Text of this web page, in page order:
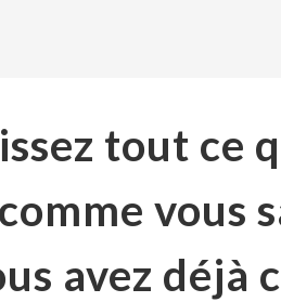
tout ce
vous
avez déjà